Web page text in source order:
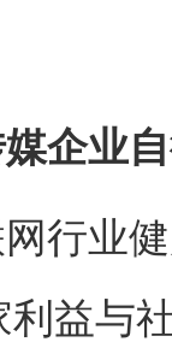
企业自
业健
益与